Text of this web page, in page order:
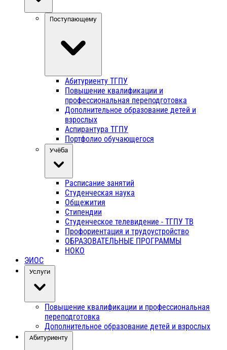
Поступающему
Абитуриенту ТГПУ
Повышение квалификации и
профессиональная переподготовка
Дополнительное образование детей и
взрослых
Аспирантура ТГПУ
Портфолио обучающегося
Учёба
Расписание занятий
Студенческая наука
Общежития
Стипендии
Студенческое телевидение - ТГПУ ТВ
Профориентация и трудоустройство
ОБРАЗОВАТЕЛЬНЫЕ ПРОГРАММЫ
НОКО
ЭИОС
Услуги
Повышение квалификации и профессиональная
переподготовка
Дополнительное образование детей и взрослых
Абитуриенту